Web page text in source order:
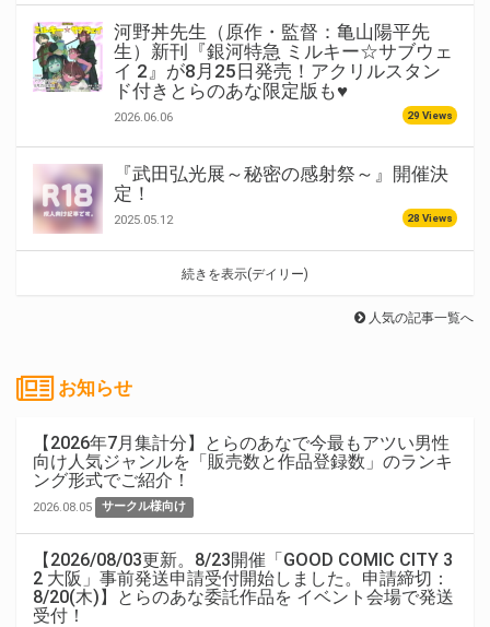
河野丼先生（原作・監督：亀山陽平先
生）新刊『銀河特急 ミルキー☆サブウェ
イ 2』が8月25日発売！アクリルスタン
ド付きとらのあな限定版も♥
2026.06.06 29 Views
『武田弘光展～秘密の感射祭～』開催決
定！
2025.05.12 28 Views
続きを表示(デイリー)
人気の記事一覧へ
お知らせ
【2026年7月集計分】とらのあなで今最もアツい男性
向け人気ジャンルを「販売数と作品登録数」のランキ
ング形式でご紹介！
2026.08.05 サークル様向け
【2026/08/03更新。8/23開催「GOOD COMIC CITY 3
2 大阪」事前発送申請受付開始しました。申請締切：
8/20(木)】とらのあな委託作品を イベント会場で発送
受付！